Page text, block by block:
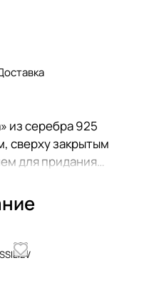
из серебра 925
сверху закрытым
для придания
инкрустированы
Swarovski и
замок. Размер
моды, ведущего